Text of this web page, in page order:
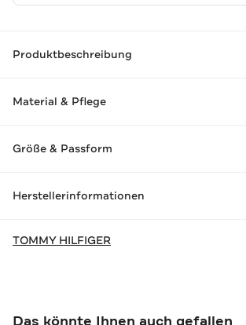
Produktbeschreibung
Material & Pflege
Größe & Passform
Herstellerinformationen
TOMMY HILFIGER
Das könnte Ihnen auch gefallen